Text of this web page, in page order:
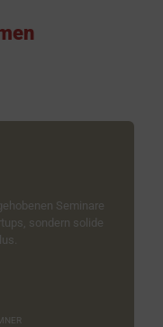
Seminare
sondern solide